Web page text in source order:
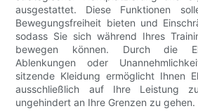
ausgestattet. Diese Funktionen
Bewegungsfreiheit bieten und
sodass Sie sich während Ihres
bewegen können. Durch die
Ablenkungen oder
sitzende Kleidung ermöglicht Ihnen
ausschließlich auf Ihre Leistung
ungehindert an Ihre Grenzen zu gehen.